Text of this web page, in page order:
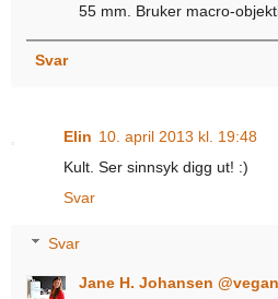
55 mm. Bruker macro-
Svar
Elin 10. april 2013 kl. 19:48
Kult. Ser sinnsyk digg ut! :)
Svar
Svar
Jane H. Johansen